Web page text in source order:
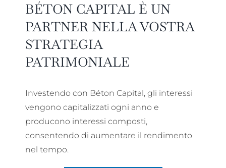
BÉTON CAPITAL È UN
PARTNER NELLA VOSTRA
STRATEGIA
PATRIMONIALE
Investendo con Béton Capital, gli interessi
vengono capitalizzati ogni anno e
producono interessi composti,
consentendo di aumentare il rendimento
nel tempo.